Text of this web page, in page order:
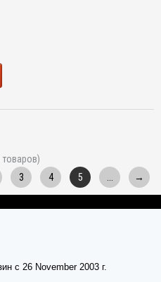
товаров)
3 4 5 →
c 26 November 2003 г.